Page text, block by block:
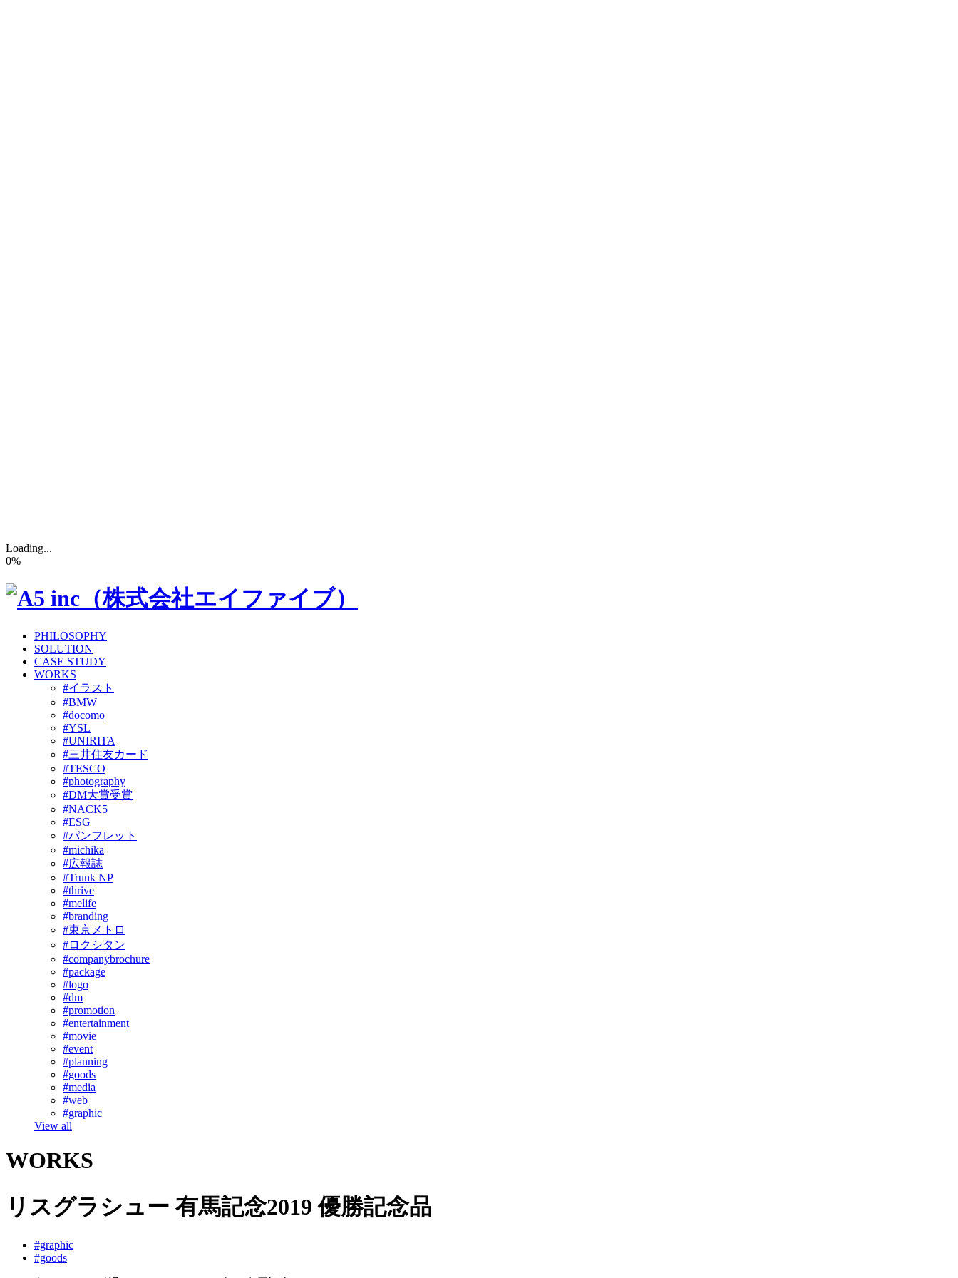
Loading...
0%
PHILOSOPHY
SOLUTION
CASE STUDY
WORKS
#イラスト
#BMW
#docomo
#YSL
#UNIRITA
#三井住友カード
#TESCO
#photography
#DM大賞受賞
#NACK5
#ESG
#パンフレット
#michika
#広報誌
#Trunk NP
#thrive
#melife
#branding
#東京メトロ
#ロクシタン
#companybrochure
#package
#logo
#dm
#promotion
#entertainment
#movie
#event
#planning
#goods
#media
#web
#graphic
View all
WORKS
リスグラシュー 有馬記念2019 優勝記念品
#graphic
#goods